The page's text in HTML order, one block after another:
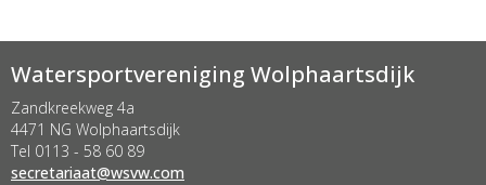
Watersportvereniging Wolphaartsdijk
Zandkreekweg 4a
4471 NG Wolphaartsdijk
Tel 0113 - 58 60 89
taairaterces@wsvw.com